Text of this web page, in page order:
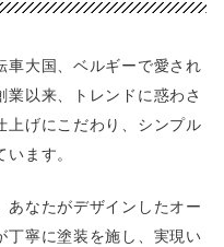
車大国、ベルギーで愛され
以来、トレンドに惑わさ
上げにこだわり、シンプル
ます。
あなたがデザインしたオー
丁寧に塗装を施し、実現い